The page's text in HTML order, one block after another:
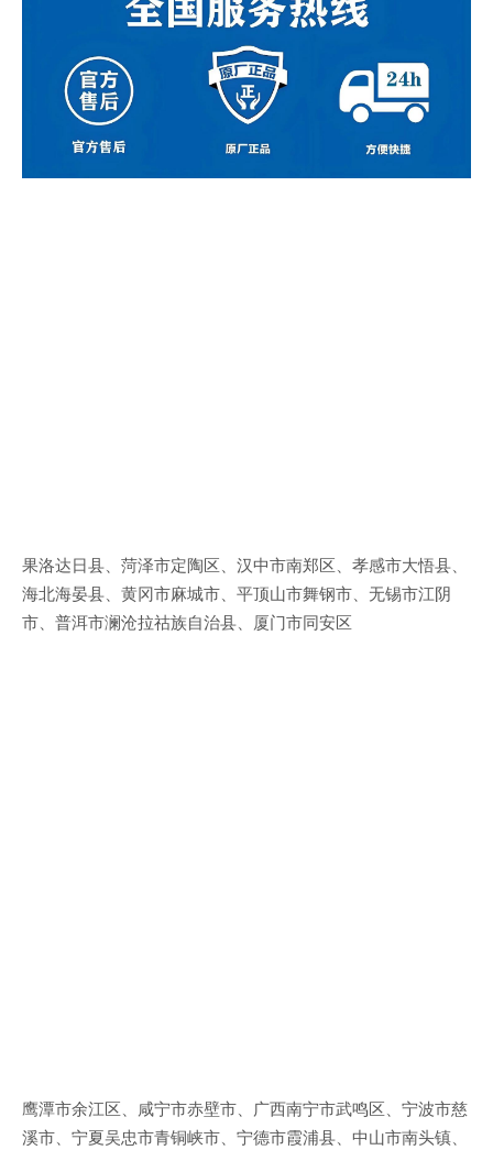
果洛达日县、菏泽市定陶区、汉中市南郑区、孝感市大悟县、
海北海晏县、黄冈市麻城市、平顶山市舞钢市、无锡市江阴
市、普洱市澜沧拉祜族自治县、厦门市同安区
鹰潭市余江区、咸宁市赤壁市、广西南宁市武鸣区、宁波市慈
溪市、宁夏吴忠市青铜峡市、宁德市霞浦县、中山市南头镇、